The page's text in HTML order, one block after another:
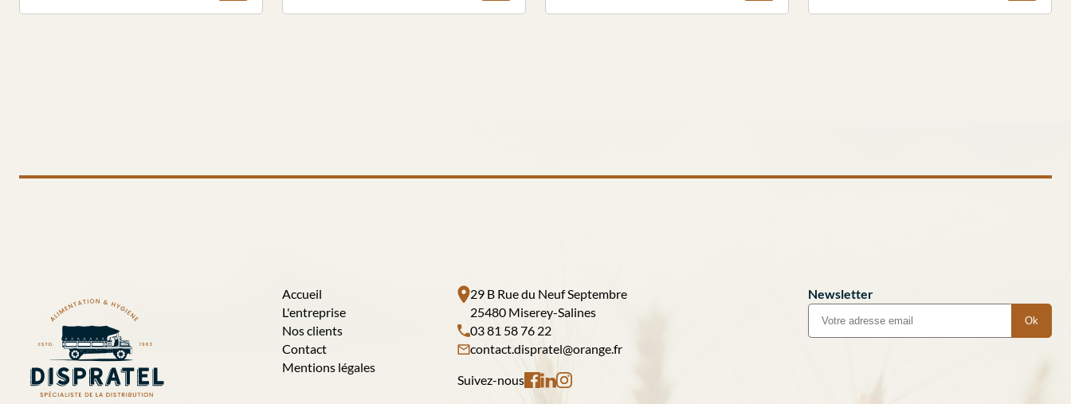
Accueil
L'entreprise
Nos clients
Contact
Mentions légales
29 B Rue du Neuf Septembre
25480 Miserey-Salines
03 81 58 76 22
contact.dispratel@orange.fr
Suivez-nous
Newsletter
Ok